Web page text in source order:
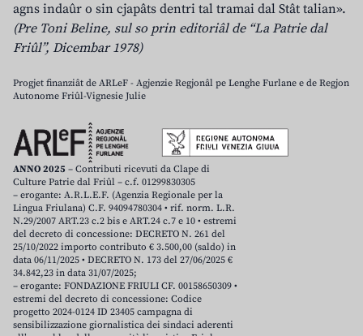
agns indaûr o sin cjapâts dentri tal tramai dal Stât talian».
(Pre Toni Beline, sul so prin editoriâl de “La Patrie dal
Friûl”, Dicembar 1978)
Progjet finanziât de ARLeF - Agjenzie Regjonâl pe Lenghe Furlane e de Regjon
Autonome Friûl-Vignesie Julie
ANNO 2025 – Contributi ricevuti da Clape di
Culture Patrie dal Friûl – c.f. 01299830305
– erogante: A.R.L.E.F. (Agenzia Regionale per la
Lingua Friulana) C.F. 94094780304 • rif. norm. L.R.
N.29/2007 ART.23 c.2 bis e ART.24 c.7 e 10 • estremi
del decreto di concessione: DECRETO N. 261 del
25/10/2022 importo contributo € 3.500,00 (saldo) in
data 06/11/2025 • DECRETO N. 173 del 27/06/2025 €
34.842,23 in data 31/07/2025;
– erogante: FONDAZIONE FRIULI CF. 00158650309 •
estremi del decreto di concessione: Codice
progetto 2024-0124 ID 23405 campagna di
sensibilizzazione giornalistica dei sindaci aderenti